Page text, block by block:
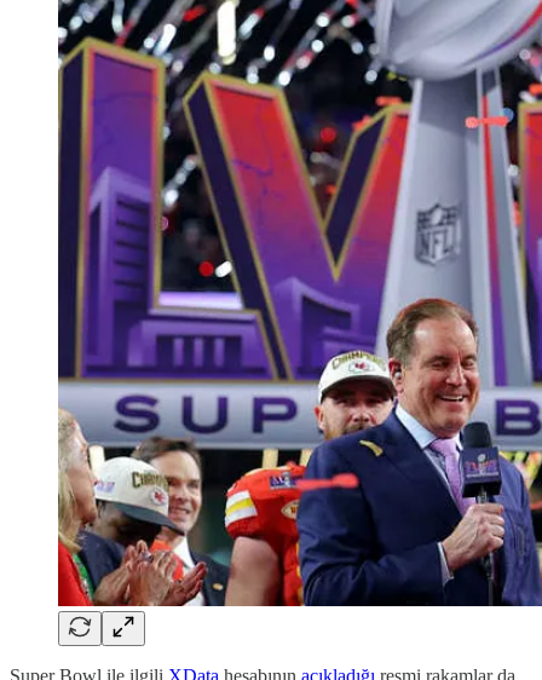
Super Bowl ile ilgili XData hesabının açıkladığı resmi rakamlar da